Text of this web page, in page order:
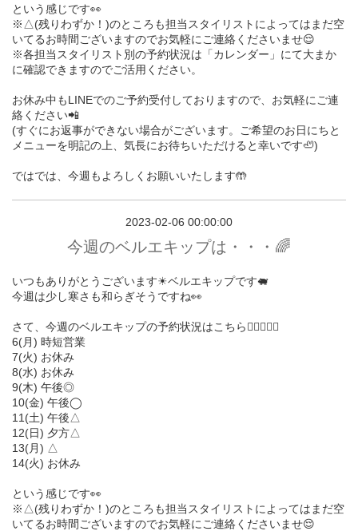
という感じです👀
※△(残りわずか！)のところも担当スタイリストによってはまだ空
いてるお時間ございますのでお気軽にご連絡くださいませ😌
※各担当スタイリスト別の予約状況は「カレンダー」にて大まか
に確認できますのでご活用ください。
お休み中もLINEでのご予約受付しておりますので、お気軽にご連
絡ください📲
(すぐにお返事ができない場合がございます。ご希望のお日にちと
メニューを明記の上、気長にお待ちいただけると幸いです🦥)
ではでは、今週もよろしくお願いいたします🤲
2023-02-06 00:00:00
今週のベルエキップは・・・🌈
いつもありがとうございます☀︎ベルエキップです🐖
今週は少し寒さも和らぎそうですね👀
さて、今週のベルエキップの予約状況はこちら💁🏻‍♀️💁‍♂️
6(月) 時短営業
7(火) お休み
8(水) お休み
9(木) 午後◎
10(金) 午後◯
11(土) 午後△
12(日) 夕方△
13(月) △
14(火) お休み
という感じです👀
※△(残りわずか！)のところも担当スタイリストによってはまだ空
いてるお時間ございますのでお気軽にご連絡くださいませ😌